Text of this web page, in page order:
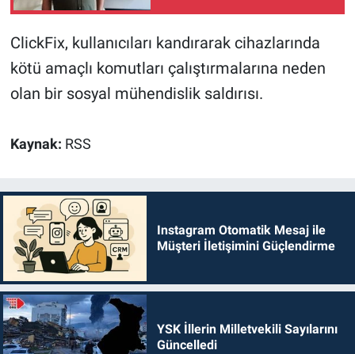
ClickFix, kullanıcıları kandırarak cihazlarında
kötü amaçlı komutları çalıştırmalarına neden
olan bir sosyal mühendislik saldırısı.
Kaynak: RSS
Instagram Otomatik Mesaj ile
Müşteri İletişimini Güçlendirme
YSK İllerin Milletvekili Sayılarını
Güncelledi